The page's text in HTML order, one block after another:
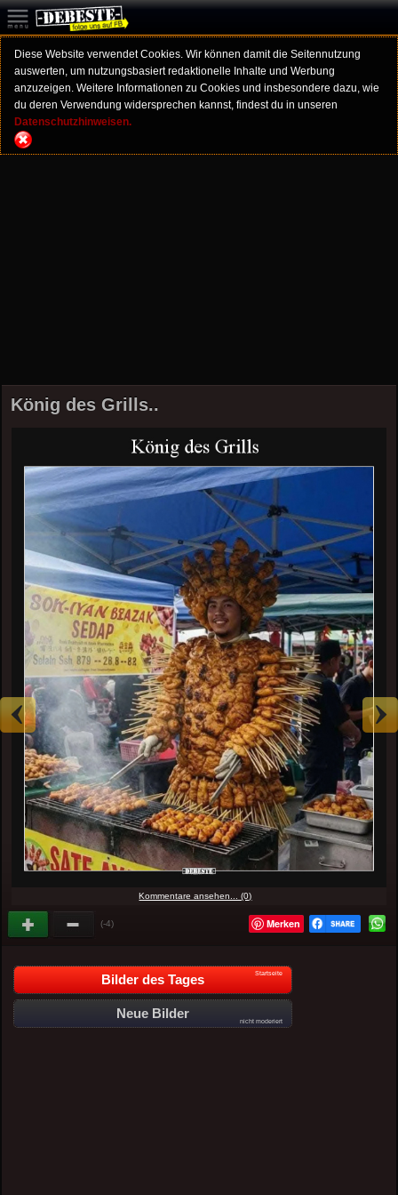
Diese Website verwendet Cookies. Wir können damit die Seitennutzung
auswerten, um nutzungsbasiert redaktionelle Inhalte und Werbung
anzuzeigen. Weitere Informationen zu Cookies und insbesondere dazu, wie
du deren Verwendung widersprechen kannst, findest du in unseren
Datenschutzhinweisen.
König des Grills..
Kommentare ansehen... (0)
(-4) Merken
Bilder des Tages Startseite
Neue Bilder
nicht moderiert